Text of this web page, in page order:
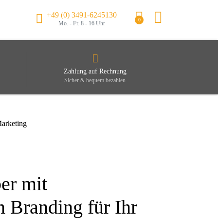
+49 (0) 3491-6245130
Mo. - Fr. 8 - 16 Uhr
0
Zahlung auf Rechnung
Sicher & bequem bezahlen
mit
Branding für Ihr